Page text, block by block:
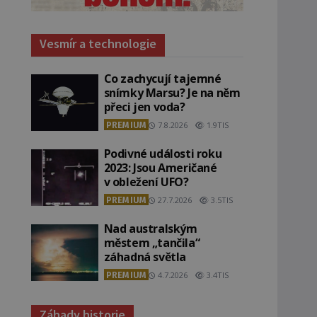
Vesmír a technologie
Co zachycují tajemné
snímky Marsu? Je na něm
přeci jen voda?
PREMIUM 7.8.2026 1.9TIS
Podivné události roku
2023: Jsou Američané
v obležení UFO?
PREMIUM 27.7.2026 3.5TIS
Nad australským
městem „tančila“
záhadná světla
PREMIUM 4.7.2026 3.4TIS